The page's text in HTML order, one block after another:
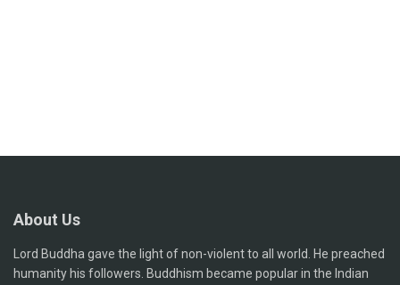
About Us
Lord Buddha gave the light of non-violent to all world. He preached
humanity his followers. Buddhism became popular in the Indian